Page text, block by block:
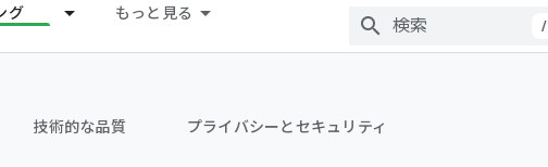
グ もっと見る
/
技術的な品質 プライバシーとセキュリティ